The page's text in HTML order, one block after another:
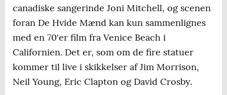
canadiske sangerinde Joni Mitchell, og scenen
foran De Hvide Mænd kan kun sammenlignes
med en 70'er film fra Venice Beach i
Californien. Det er, som om de fire statuer
kommer til live i skikkelser af Jim Morrison,
Neil Young, Eric Clapton og David Crosby.